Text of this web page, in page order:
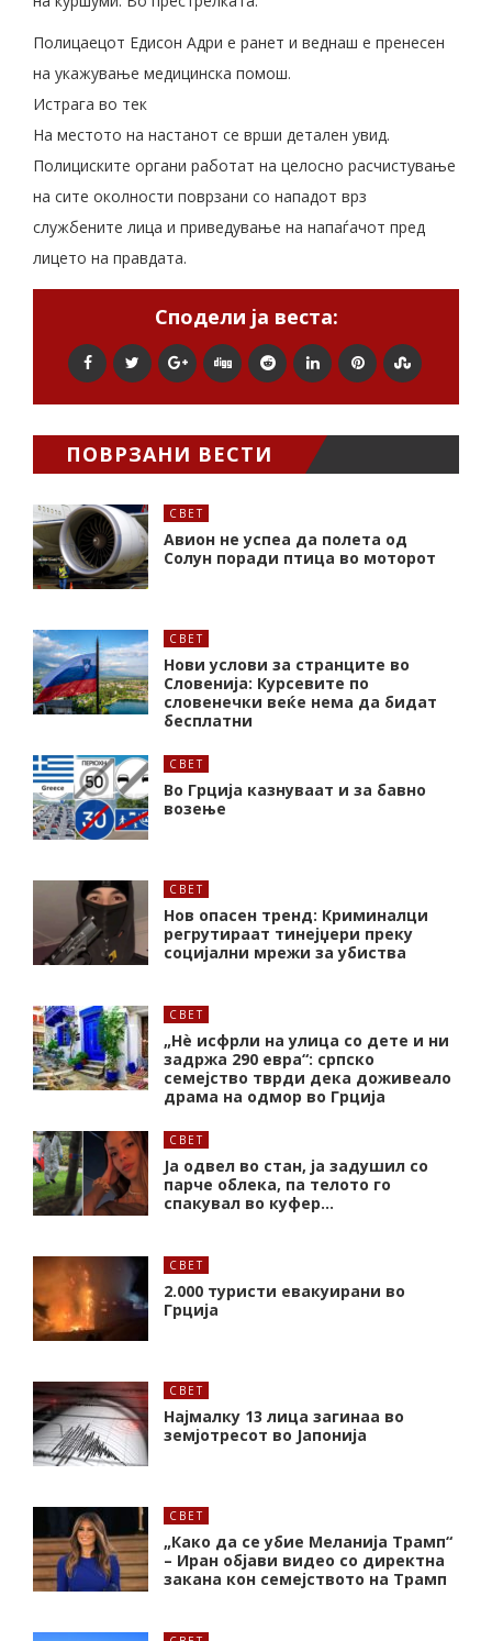
Полицаецот Едисон Адри е ранет и веднаш е пренесен
на укажување медицинска помош.
Истрага во тек
На местото на настанот се врши детален увид.
Полициските органи работат на целосно расчистување
на сите околности поврзани со нападот врз
службените лица и приведување на напаѓачот пред
лицето на правдата.
Сподели ја веста:
ПОВРЗАНИ ВЕСТИ
СВЕТ
Авион не успеа да полета од
Солун поради птица во моторот
СВЕТ
Нови услови за странците во
Словенија: Курсевите по
словенечки веќе нема да бидат
бесплатни
СВЕТ
Во Грција казнуваат и за бавно
возење
СВЕТ
Нов опасен тренд: Криминалци
регрутираат тинејџери преку
социјални мрежи за убиства
СВЕТ
„Нѐ исфрли на улица со дете и ни
задржа 290 евра“: српско
семејство тврди дека доживеало
драма на одмор во Грција
СВЕТ
Ја одвел во стан, ја задушил со
парче облека, па телото го
спакувал во куфер…
СВЕТ
2.000 туристи евакуирани во
Грција
СВЕТ
Најмалку 13 лица загинаа во
земјотресот во Јапонија
СВЕТ
„Како да се убие Меланија Трамп“
– Иран објави видео со директна
закана кон семејството на Трамп